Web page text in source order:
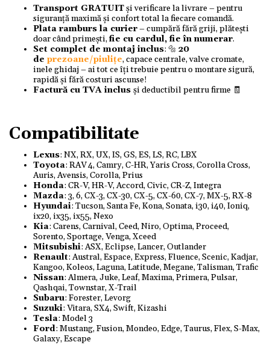
Transport GRATUITși verificare la livrare – pentru
siguranță maximă și confort total la fiecare comandă.
Plata ramburs la curier– cumpără fără griji, plătești
doar când primești,fie cu cardul, fie în numerar.
Set complet de montaj inclus: 🔩 20
de prezoane/piulițe, capace centrale, valve cromate,
inele ghidaj – ai tot ce îți trebuie pentru o montare sigură,
rapidă și fără costuri ascunse!
Factură cu TVA inclus și deductibil pentru firme 🧾
Compatibilitate
Lexus: NX, RX, UX, IS, GS, ES, LS, RC, LBX
Toyota: RAV 4, Camry, C-HR, Yaris Cross, Corolla Cross,
Auris, Avensis, Corolla, Prius
Honda: CR-V, HR-V, Accord, Civic, CR-Z, Integra
Mazda: 3, 6, CX-3, CX-30, CX-5, CX-60, CX-7, MX-5, RX-8
Hyundai: Tucson, Santa Fe, Kona, Sonata, i30, i40, Ioniq,
ix20, ix35, ix55, Nexo
Kia: Carens, Carnival, Ceed, Niro, Optima, Proceed,
Sorento, Sportage, Venga, Xceed
Mitsubishi: ASX, Eclipse, Lancer, Outlander
Renault: Austral, Espace, Express, Fluence, Scenic, Kadjar,
Kangoo, Koleos, Laguna, Latitude, Megane, Talisman, Trafic
Nissan: Almera, Juke, Leaf, Maxima, Primera, Pulsar,
Qashqai, Townstar, X-Trail
Subaru: Forester, Levorg
Suzuki: Vitara, SX4, Swift, Kizashi
Tesla: Model 3
Ford: Mustang, Fusion, Mondeo, Edge, Taurus, Flex, S-Max,
Galaxy, Escape